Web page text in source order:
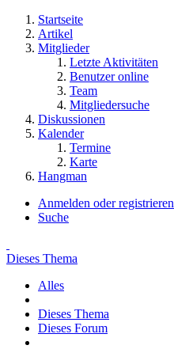
Startseite
Artikel
Mitglieder
Letzte Aktivitäten
Benutzer online
Team
Mitgliedersuche
Diskussionen
Kalender
Termine
Karte
Hangman
Anmelden oder registrieren
Suche
Dieses Thema
Alles
Dieses Thema
Dieses Forum